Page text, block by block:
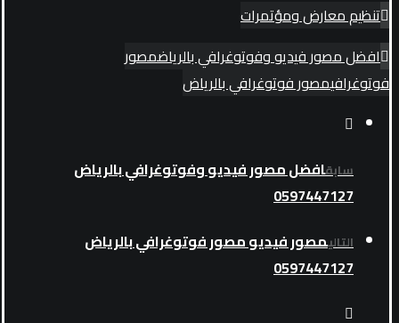
تنظيم معارض ومؤتمرات
افضل مصور فيديو وفوتوغرافي بالرياضمصور
فوتوغرافيمصور فوتوغرافي بالرياض
سابقافضل مصور فيديو وفوتوغرافي بالرياض
0597447127
التاليمصور فيديو مصور فوتوغرافي بالرياض
0597447127